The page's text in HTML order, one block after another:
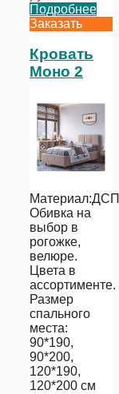
Подробнее
Заказать
Кровать
Моно 2
Обивка на
выбор в
рогожке,
велюре.
Цвета в
ассортименте.
Размер
спального
места:
90*190,
90*200,
120*190,
120*200 см